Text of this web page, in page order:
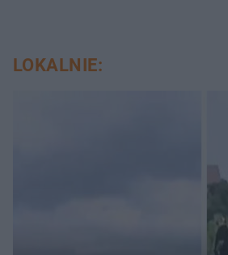
LOKALNIE: